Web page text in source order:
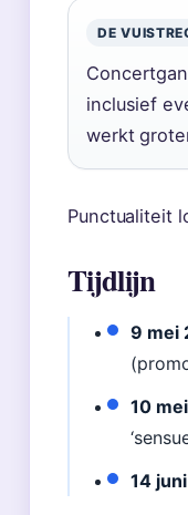
DE
inclusief
werkt
Punctualiteit
Tijdlijn
9 mei
10
14